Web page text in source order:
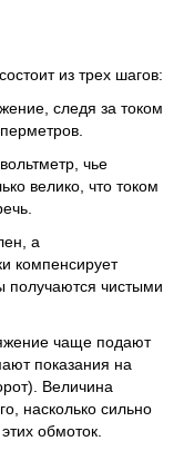
из трех шагов:
следя за током
чье
велико, что током
а
компенсирует
получаются чистыми
чаще подают
показания на
Величина
насколько сильно
обмоток.